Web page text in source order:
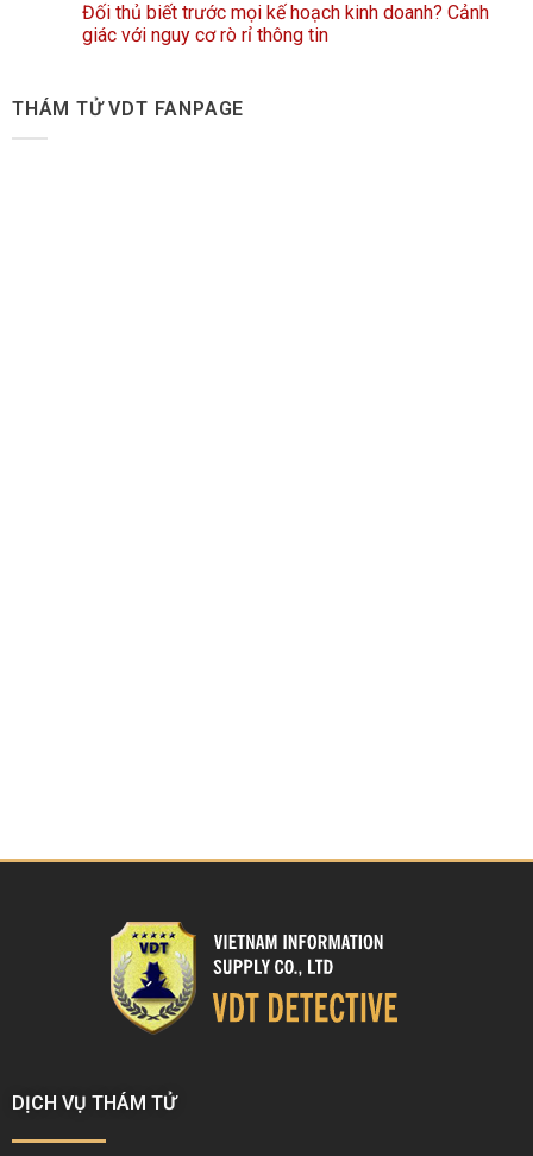
Đối thủ biết trước mọi kế hoạch kinh doanh? Cảnh
giác với nguy cơ rò rỉ thông tin
THÁM TỬ VDT FANPAGE
DỊCH VỤ THÁM TỬ